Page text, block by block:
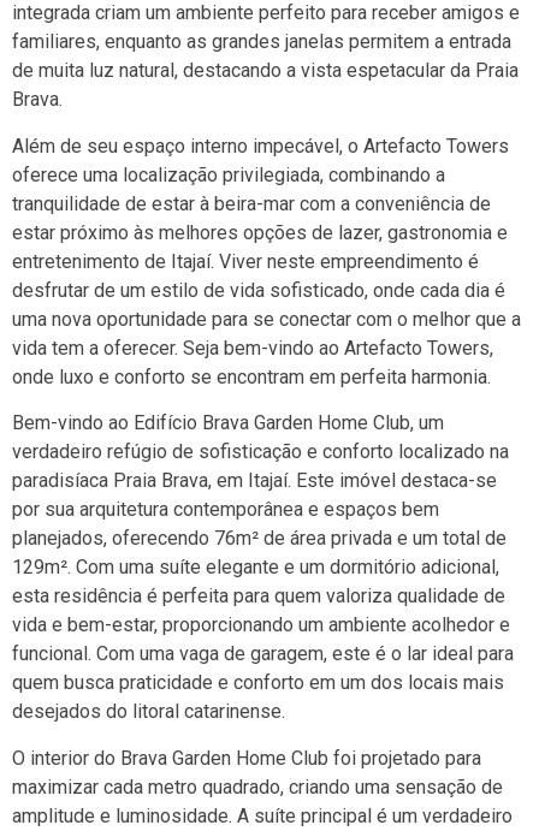
integrada criam um ambiente perfeito para receber amigos e
familiares, enquanto as grandes janelas permitem a entrada
de muita luz natural, destacando a vista espetacular da Praia
Brava.
Além de seu espaço interno impecável, o Artefacto Towers
oferece uma localização privilegiada, combinando a
tranquilidade de estar à beira-mar com a conveniência de
estar próximo às melhores opções de lazer, gastronomia e
entretenimento de Itajaí. Viver neste empreendimento é
desfrutar de um estilo de vida sofisticado, onde cada dia é
uma nova oportunidade para se conectar com o melhor que a
vida tem a oferecer. Seja bem-vindo ao Artefacto Towers,
onde luxo e conforto se encontram em perfeita harmonia.
Bem-vindo ao Edifício Brava Garden Home Club, um
verdadeiro refúgio de sofisticação e conforto localizado na
paradisíaca Praia Brava, em Itajaí. Este imóvel destaca-se
por sua arquitetura contemporânea e espaços bem
planejados, oferecendo 76m² de área privada e um total de
129m². Com uma suíte elegante e um dormitório adicional,
esta residência é perfeita para quem valoriza qualidade de
vida e bem-estar, proporcionando um ambiente acolhedor e
funcional. Com uma vaga de garagem, este é o lar ideal para
quem busca praticidade e conforto em um dos locais mais
desejados do litoral catarinense.
O interior do Brava Garden Home Club foi projetado para
maximizar cada metro quadrado, criando uma sensação de
amplitude e luminosidade. A suíte principal é um verdadeiro